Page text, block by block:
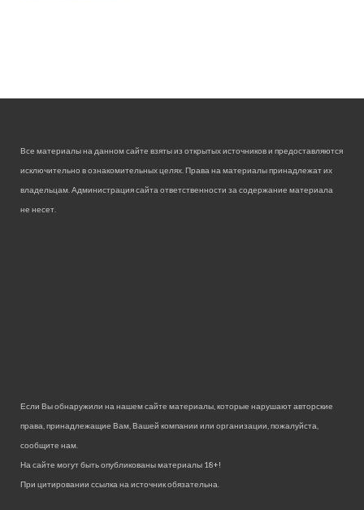
Все материалы на данном сайте взяты из открытых источников и предоставляются
исключительно в ознакомительных целях. Права на материалы принадлежат их
владельцам. Администрация сайта ответственности за содержание материала
не несет.
Если Вы обнаружили на нашем сайте материалы, которые нарушают авторские
права, принадлежащие Вам, Вашей компании или организации, пожалуйста,
сообщите нам.
На сайте могут быть опубликованы материалы 18+!
При цитировании ссылка на источник обязательна.